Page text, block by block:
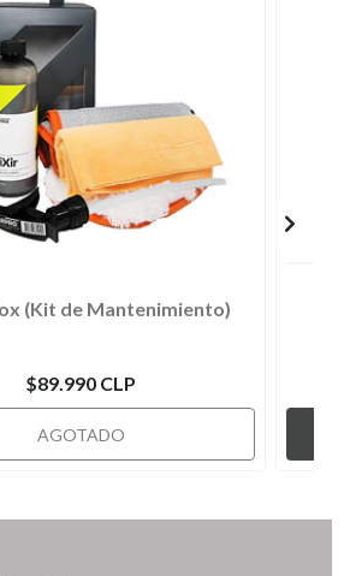
(Kit de Mantenimiento)
$89.990 CLP
AGOTADO